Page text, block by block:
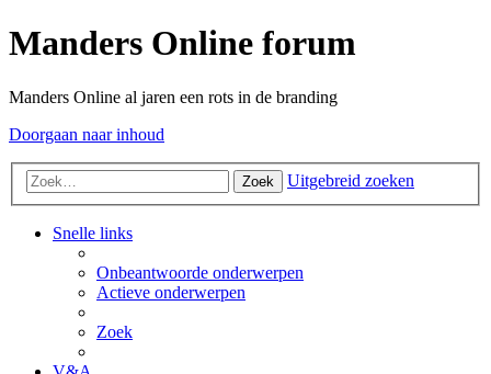
Manders Online forum
Manders Online al jaren een rots in de branding
Doorgaan naar inhoud
Zoek Uitgebreid zoeken
Snelle links
Onbeantwoorde onderwerpen
Actieve onderwerpen
Zoek